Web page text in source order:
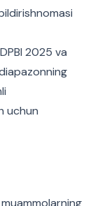
2025 va
uchun